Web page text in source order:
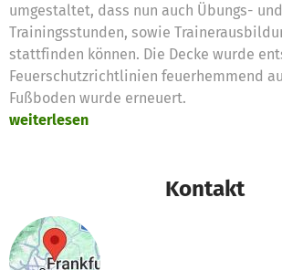
umgestaltet, dass nun auch Übungs- und
Trainingsstunden, sowie
stattfinden können. Die Decke wurde
Feuerschutzrichtlinien feuerhemmend
Fußboden wurde erneuert.
weiterlesen
Kontakt